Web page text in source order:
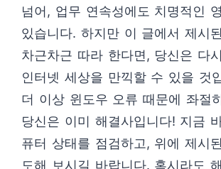
넘어, 업무 연속성에도 치명적인
있습니다. 하지만 이 글에서 제시
차근차근 따라 한다면, 당신은 다
인터넷 세상을 만끽할 수 있을 것
더 이상 윈도우 오류 때문에 좌절
당신은 이미 해결사입니다! 지금
퓨터 상태를 점검하고, 위에 제시
도해 보시길 바랍니다. 혹시라도